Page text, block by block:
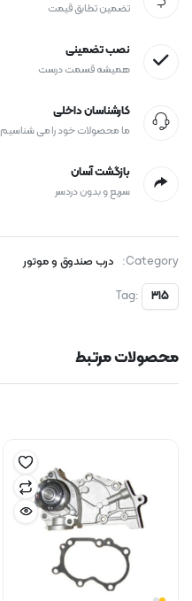
تضمین تطابق قیمت
نصب تضمینی
همیشه قسمت درست
کارشناسان داخلی
ما محصولات خود را می شناسیم
بازگشت آسان
سریع و بدون دردسر
Category:
درب صندوق و موتور
Tag:
315
محصولات مرتبط